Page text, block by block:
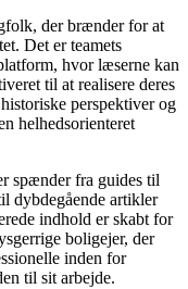
der brænder for at
Det er teamets
hvor læserne kan
til at realisere deres
perspektiver og
helhedsorienteret
spænder fra guides til
dybdegående artikler
indhold er skabt for
boligejer, der
inden for
til sit arbejde.